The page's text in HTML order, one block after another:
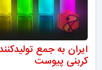
ایران به جمع
کربنی پیوست